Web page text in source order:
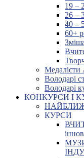
19 –
26 –
40 –
60+
Медалісти
Володарі
Володарі
КОНКУРСИ І
КУРСИ